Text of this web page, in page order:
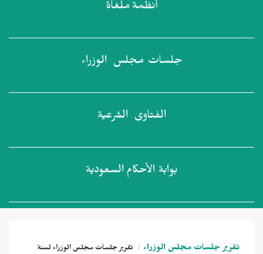
أنظمة ملغاة
جلسات مجلس الوزراء
الفتاوى الشرعية
بوابة الأحكام السعودية
تقرير جلسات مجلس الوزراء
تقرير جلسات مجلس الوزراء لسنة